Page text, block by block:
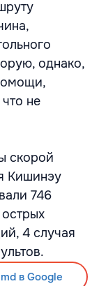
однако,
не
скорой
Кишинэу
746
4 случая
в Google